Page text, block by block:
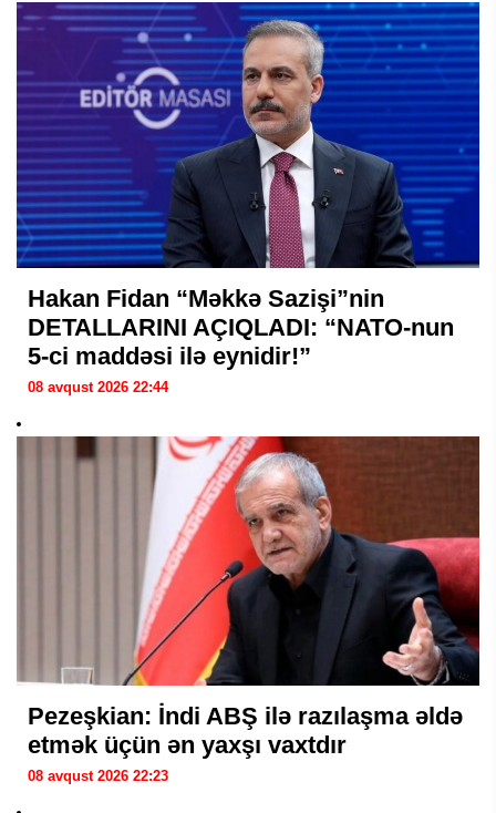
Hakan Fidan “Məkkə Sazişi”nin
DETALLARINI AÇIQLADI: “NATO-nun
5-ci maddəsi ilə eynidir!”
08 avqust 2026 22:44
Pezeşkian: İndi ABŞ ilə razılaşma əldə
etmək üçün ən yaxşı vaxtdır
08 avqust 2026 22:23